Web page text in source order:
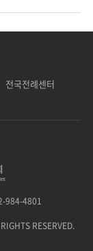
전국전례센터
984-4801
RESERVED.